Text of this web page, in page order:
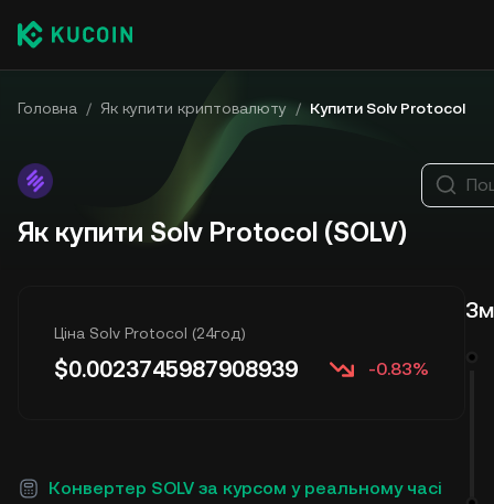
Головна / Як купити криптовалюту / Купити Solv Protocol
Як купити Solv Protocol (SOLV)
Ціна Solv Protocol (24год)
$0.0023745987908939 -0.83%
Конвертер SOLV за курсом у реальному часі